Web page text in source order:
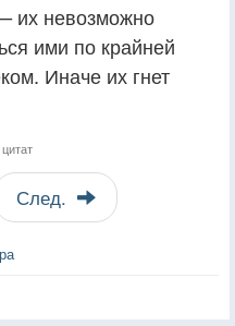
их невозможно
ими по крайней
Иначе их гнет
След.